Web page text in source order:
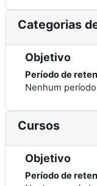
Categorias
Objetivo
Período de
Nenhum
Cursos
Objetivo
Período de